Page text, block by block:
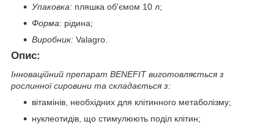
Упаковка: пляшка об'ємом 10 л;
Форма: рідина;
Виробник: Valagro.
Опис:
Інноваційний препарат BENEFIT виготовляється з
рослинної сировини та складається з:
вітамінів, необхідних для клітинного метаболізму;
нуклеотидів, що стимулюють поділ клітин;